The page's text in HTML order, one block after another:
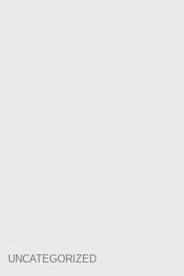
UNCATEGORIZED